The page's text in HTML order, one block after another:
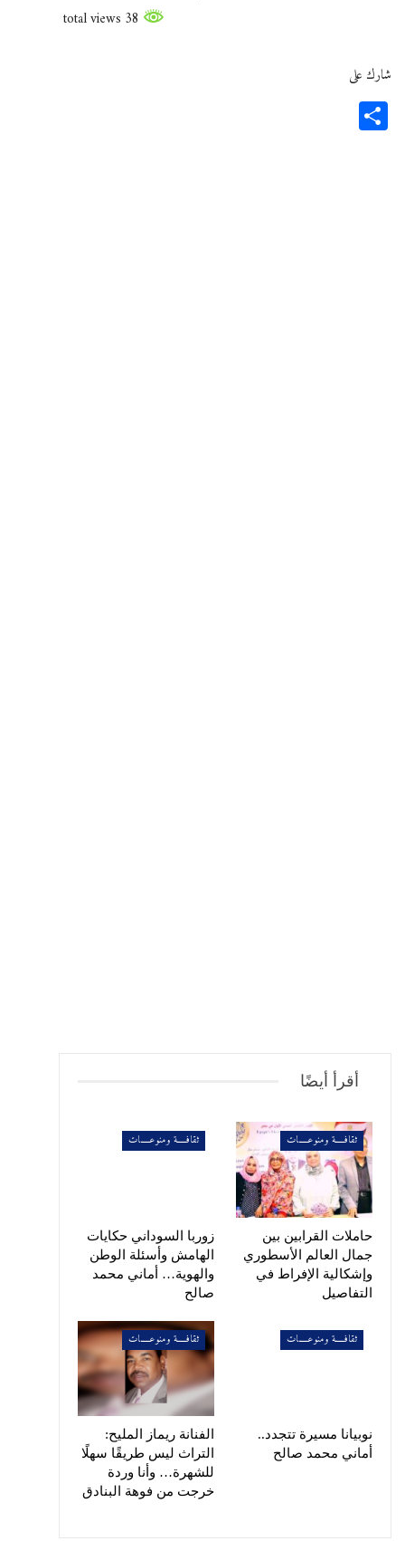
شارك على
أقرأ أيضًا
ثقافـــــة ومنوعـــــات
حاملات القرابين بين
جمال العالم الأسطوري
وإشكالية الإفراط في
التفاصيل
ثقافـــــة ومنوعـــــات
زوربا السوداني حكايات
الهامش وأسئلة الوطن
والهوية… أماني محمد
صالح
ثقافـــــة ومنوعـــــات
نوبيانا مسيرة تتجدد..
أماني محمد صالح
ثقافـــــة ومنوعـــــات
الفنانة ريماز المليح:
التراث ليس طريقًا سهلًا
للشهرة… وأنا وردة
خرجت من فوهة البنادق